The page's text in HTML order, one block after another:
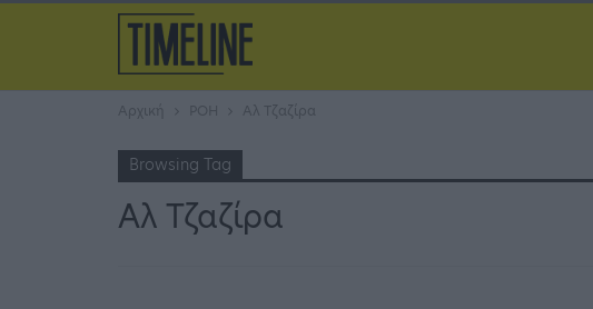
Αρχική ΡΟΗ Αλ Τζαζίρα
Browsing Tag
Αλ Τζαζίρα